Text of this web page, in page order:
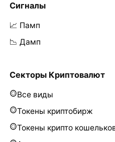
Сигналы
📈 Памп
📉 Дамп
Секторы Криптовалют
Все виды
Токены криптобирж
Токены крипто